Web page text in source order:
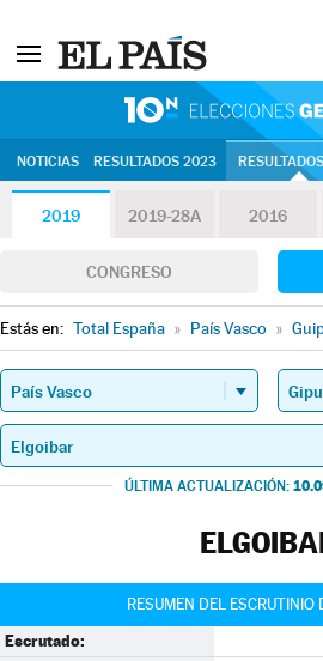
NOTICIAS RESULTADOS 2023
2019 2019-28A 2016
CONGRESO
Estás en: Total España » País Vasco »
ÚLTIMA ACTUALIZACIÓN:
RESUMEN DEL ESCRUTINIO
Escrutado: